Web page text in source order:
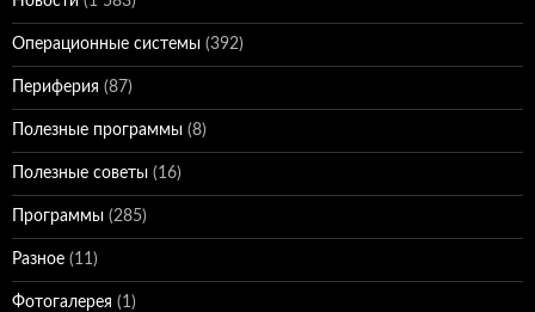
Операционные системы (392)
Периферия (87)
Полезные программы (8)
Полезные советы (16)
Программы (285)
Разное (11)
Фотогалерея (1)